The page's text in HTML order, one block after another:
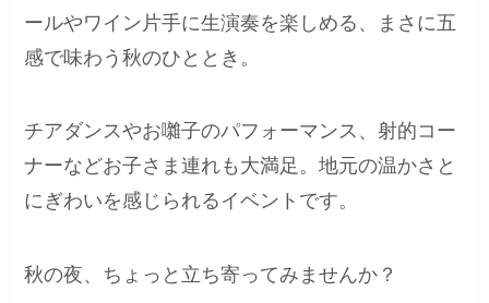
ールやワイン片手に生演奏を楽しめる、まさに五
感で味わう秋のひととき。
チアダンスやお囃子のパフォーマンス、射的コー
ナーなどお子さま連れも大満足。地元の温かさと
にぎわいを感じられるイベントです。
秋の夜、ちょっと立ち寄ってみませんか？